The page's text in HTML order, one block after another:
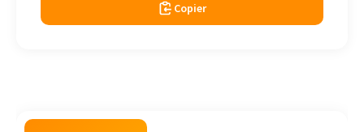
Copier